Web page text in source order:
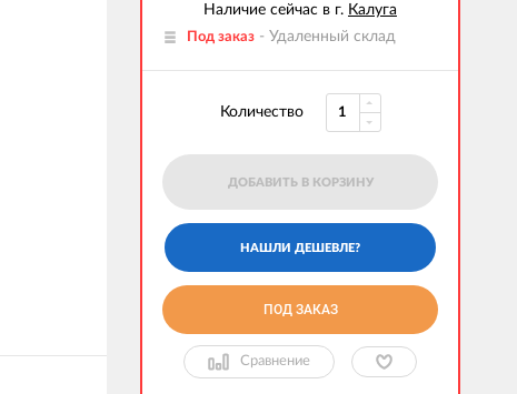
Наличие сейчас в г. Калуга
Под заказ - Удаленный склад
Количество
ДОБАВИТЬ В КОРЗИНУ
ПОД ЗАКАЗ
Сравнение